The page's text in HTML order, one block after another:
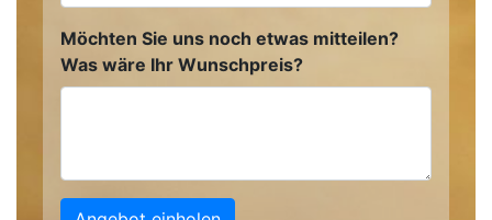
Möchten Sie uns noch etwas mitteilen?
Was wäre Ihr Wunschpreis?